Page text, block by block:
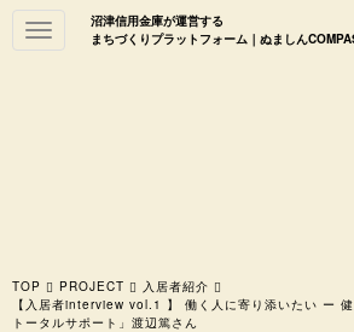
沼津信用金庫が運営する
まちづくりプラットフォーム｜ぬましん
Toggle
navigation
TOP PROJECT
入居者紹介
【入居者interview vol.1 】 働く人に寄り添いたい ー 健
トータルサポート」渡辺篤さん